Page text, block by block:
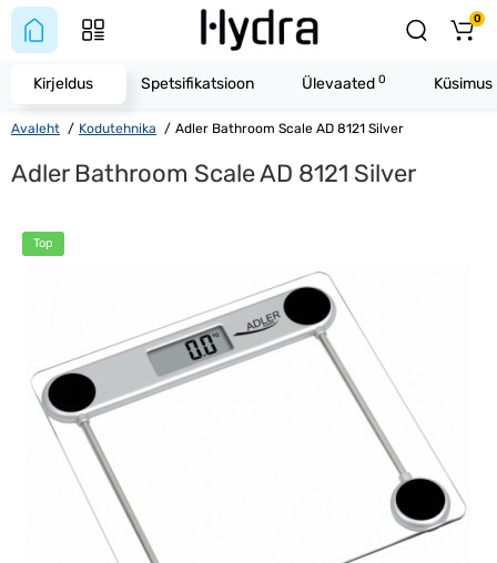
0
Avaleht Kodutehnika Adler Bathroom Scale AD 8121 Silver
Adler Bathroom Scale AD 8121 Silver
Top
Kirjeldus Spetsifikatsioon Ülevaated 0